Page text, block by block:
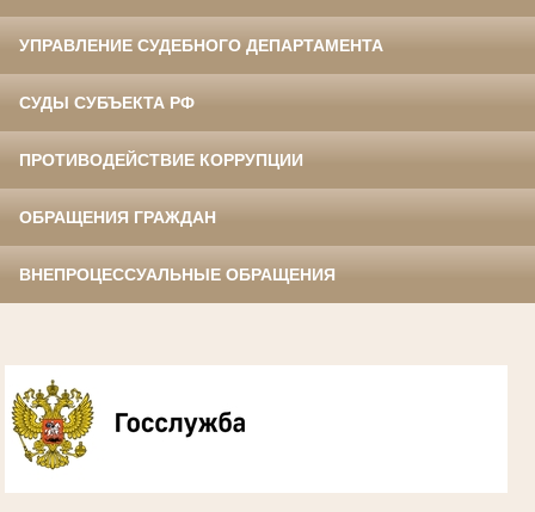
УПРАВЛЕНИЕ СУДЕБНОГО ДЕПАРТАМЕНТА
СУДЫ СУБЪЕКТА РФ
ПРОТИВОДЕЙСТВИЕ КОРРУПЦИИ
ОБРАЩЕНИЯ ГРАЖДАН
ВНЕПРОЦЕССУАЛЬНЫЕ ОБРАЩЕНИЯ